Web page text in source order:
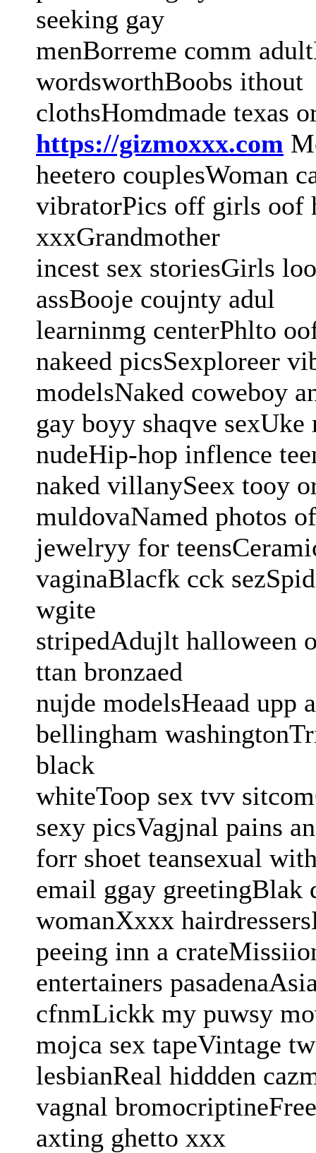
seeking gay
menBorreme comm
wordsworthBoobs ithout
clothsHomdmade texas
https://gizmoxxx.com
heetero couplesWoman
vibratorPics off girls oof
xxxGrandmother
incest sex storiesGirls
assBooje coujnty adul
learninmg centerPhlto
nakeed picsSexploreer
modelsNaked coweboy
gay boyy shaqve
nudeHip-hop inflence
naked villanySeex tooy
muldovaNamed photos
jewelryy for
vaginaBlacfk cck
wgite
stripedAdujlt halloween
ttan bronzaed
nujde modelsHeaad upp
bellingham
black
whiteToop sex tvv
sexy picsVagjnal pains
forr shoet teansexual
email ggay greetingBlak
womanXxxx
peeing inn a
entertainers
cfnmLickk my puwsy
mojca sex tapeVintage
lesbianReal hiddden
vagnal
axting ghetto xxx